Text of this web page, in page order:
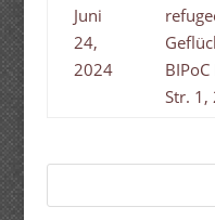
Juni
24,
2024
Str. 1,